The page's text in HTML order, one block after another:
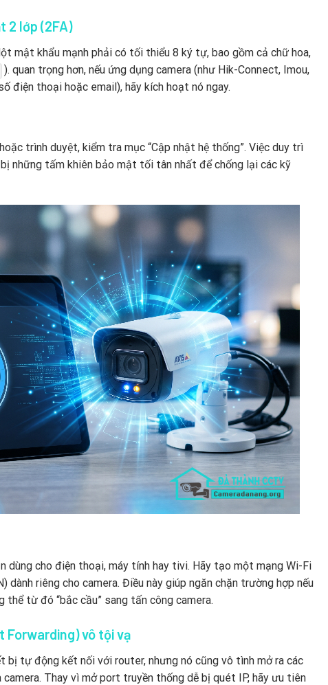
2 lớp (2FA)
mật khẩu mạnh phải có tối thiểu 8 ký tự, bao gồm cả chữ hoa,
). quan trọng hơn, nếu ứng dụng camera (như Hik-Connect, Imou,
điện thoại hoặc email), hãy kích hoạt nó ngay.
trình duyệt, kiểm tra mục “Cập nhật hệ thống”. Việc duy trì
những tấm khiên bảo mật tối tân nhất để chống lại các kỹ
dùng cho điện thoại, máy tính hay tivi. Hãy tạo một mạng Wi-Fi
riêng cho camera. Điều này giúp ngăn chặn trường hợp nếu
từ đó “bắc cầu” sang tấn công camera.
Forwarding) vô tội vạ
bị tự động kết nối với router, nhưng nó cũng vô tình mở ra các
Thay vì mở port truyền thống dễ bị quét IP, hãy ưu tiên